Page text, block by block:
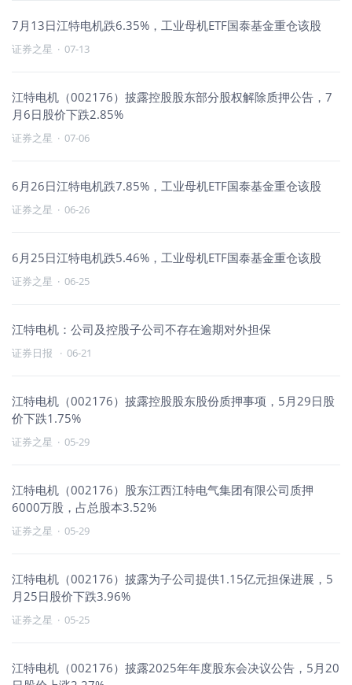
7月13日江特电机跌6.35%，工业母机ETF国泰基金重仓该股
证券之星 · 07-13
江特电机（002176）披露控股股东部分股权解除质押公告，7
月6日股价下跌2.85%
证券之星 · 07-06
6月26日江特电机跌7.85%，工业母机ETF国泰基金重仓该股
证券之星 · 06-26
6月25日江特电机跌5.46%，工业母机ETF国泰基金重仓该股
证券之星 · 06-25
江特电机：公司及控股子公司不存在逾期对外担保
证券日报 · 06-21
江特电机（002176）披露控股股东股份质押事项，5月29日股
价下跌1.75%
证券之星 · 05-29
江特电机（002176）股东江西江特电气集团有限公司质押
6000万股，占总股本3.52%
证券之星 · 05-29
江特电机（002176）披露为子公司提供1.15亿元担保进展，5
月25日股价下跌3.96%
证券之星 · 05-25
江特电机（002176）披露2025年年度股东会决议公告，5月20